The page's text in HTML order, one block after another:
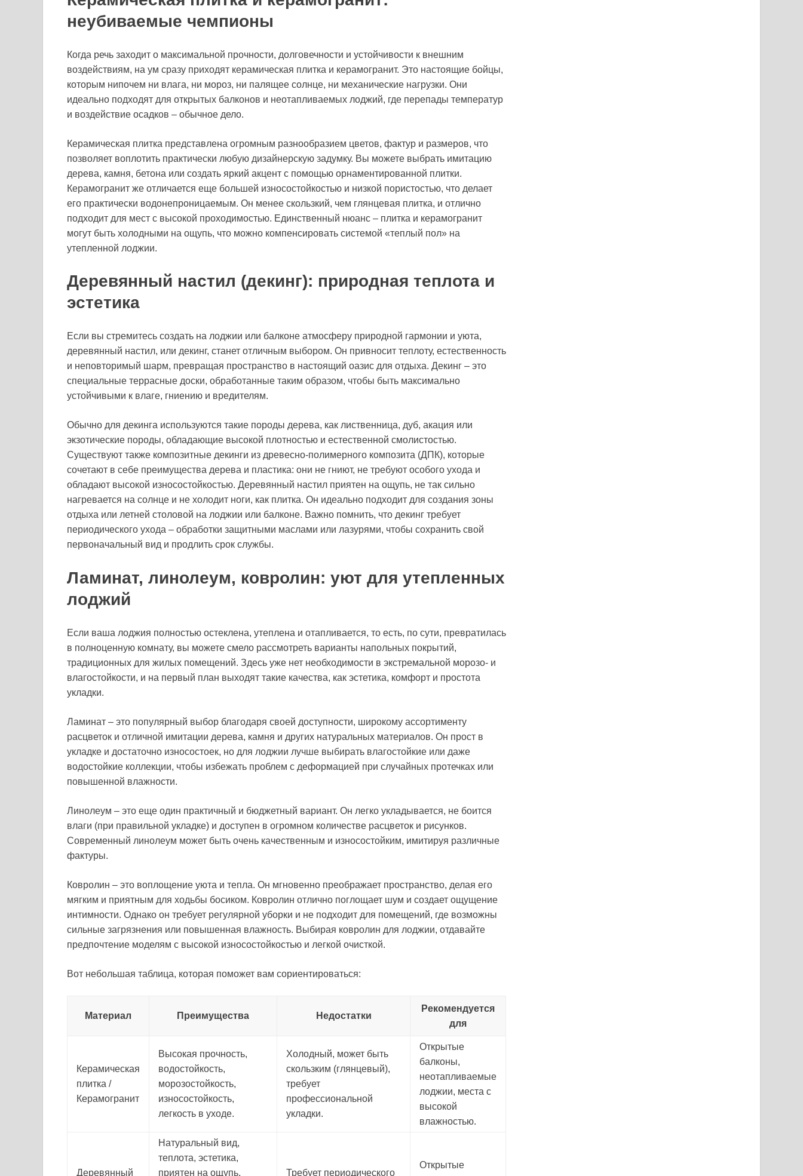
неубиваемые чемпионы
Когда речь заходит о максимальной прочности, долговечности и устойчивости к внешним
воздействиям, на ум сразу приходят керамическая плитка и керамогранит. Это настоящие бойцы,
которым нипочем ни влага, ни мороз, ни палящее солнце, ни механические нагрузки. Они
идеально подходят для открытых балконов и неотапливаемых лоджий, где перепады температур
и воздействие осадков – обычное дело.
Керамическая плитка представлена огромным разнообразием цветов, фактур и размеров, что
позволяет воплотить практически любую дизайнерскую задумку. Вы можете выбрать имитацию
дерева, камня, бетона или создать яркий акцент с помощью орнаментированной плитки.
Керамогранит же отличается еще большей износостойкостью и низкой пористостью, что делает
его практически водонепроницаемым. Он менее скользкий, чем глянцевая плитка, и отлично
подходит для мест с высокой проходимостью. Единственный нюанс – плитка и керамогранит
могут быть холодными на ощупь, что можно компенсировать системой «теплый пол» на
утепленной лоджии.
Деревянный настил (декинг): природная теплота и
эстетика
Если вы стремитесь создать на лоджии или балконе атмосферу природной гармонии и уюта,
деревянный настил, или декинг, станет отличным выбором. Он привносит теплоту, естественность
и неповторимый шарм, превращая пространство в настоящий оазис для отдыха. Декинг – это
специальные террасные доски, обработанные таким образом, чтобы быть максимально
устойчивыми к влаге, гниению и вредителям.
Обычно для декинга используются такие породы дерева, как лиственница, дуб, акация или
экзотические породы, обладающие высокой плотностью и естественной смолистостью.
Существуют также композитные декинги из древесно-полимерного композита (ДПК), которые
сочетают в себе преимущества дерева и пластика: они не гниют, не требуют особого ухода и
обладают высокой износостойкостью. Деревянный настил приятен на ощупь, не так сильно
нагревается на солнце и не холодит ноги, как плитка. Он идеально подходит для создания зоны
отдыха или летней столовой на лоджии или балконе. Важно помнить, что декинг требует
периодического ухода – обработки защитными маслами или лазурями, чтобы сохранить свой
первоначальный вид и продлить срок службы.
Ламинат, линолеум, ковролин: уют для утепленных
лоджий
Если ваша лоджия полностью остеклена, утеплена и отапливается, то есть, по сути, превратилась
в полноценную комнату, вы можете смело рассмотреть варианты напольных покрытий,
традиционных для жилых помещений. Здесь уже нет необходимости в экстремальной морозо- и
влагостойкости, и на первый план выходят такие качества, как эстетика, комфорт и простота
укладки.
Ламинат – это популярный выбор благодаря своей доступности, широкому ассортименту
расцветок и отличной имитации дерева, камня и других натуральных материалов. Он прост в
укладке и достаточно износостоек, но для лоджии лучше выбирать влагостойкие или даже
водостойкие коллекции, чтобы избежать проблем с деформацией при случайных протечках или
повышенной влажности.
Линолеум – это еще один практичный и бюджетный вариант. Он легко укладывается, не боится
влаги (при правильной укладке) и доступен в огромном количестве расцветок и рисунков.
Современный линолеум может быть очень качественным и износостойким, имитируя различные
фактуры.
Ковролин – это воплощение уюта и тепла. Он мгновенно преображает пространство, делая его
мягким и приятным для ходьбы босиком. Ковролин отлично поглощает шум и создает ощущение
интимности. Однако он требует регулярной уборки и не подходит для помещений, где возможны
сильные загрязнения или повышенная влажность. Выбирая ковролин для лоджии, отдавайте
предпочтение моделям с высокой износостойкостью и легкой очисткой.
Вот небольшая таблица, которая поможет вам сориентироваться:
Материал Преимущества Недостатки
Рекомендуется
для
Керамическая
плитка /
Керамогранит
Высокая прочность,
водостойкость,
морозостойкость,
износостойкость,
легкость в уходе.
Холодный, может быть
скользким (глянцевый),
требует
профессиональной
укладки.
Открытые
балконы,
неотапливаемые
лоджии, места с
высокой
влажностью.
Деревянный
Натуральный вид,
теплота, эстетика,
приятен на ощупь,
Требует периодического
Открытые